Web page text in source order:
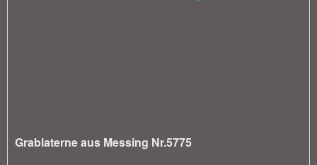
Grablaterne aus Messing Nr.5775